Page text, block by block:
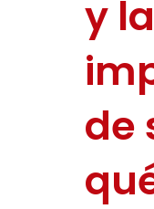
y la
de